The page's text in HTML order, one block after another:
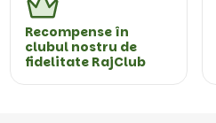
Recompense în
clubul nostru de
fidelitate RajClub